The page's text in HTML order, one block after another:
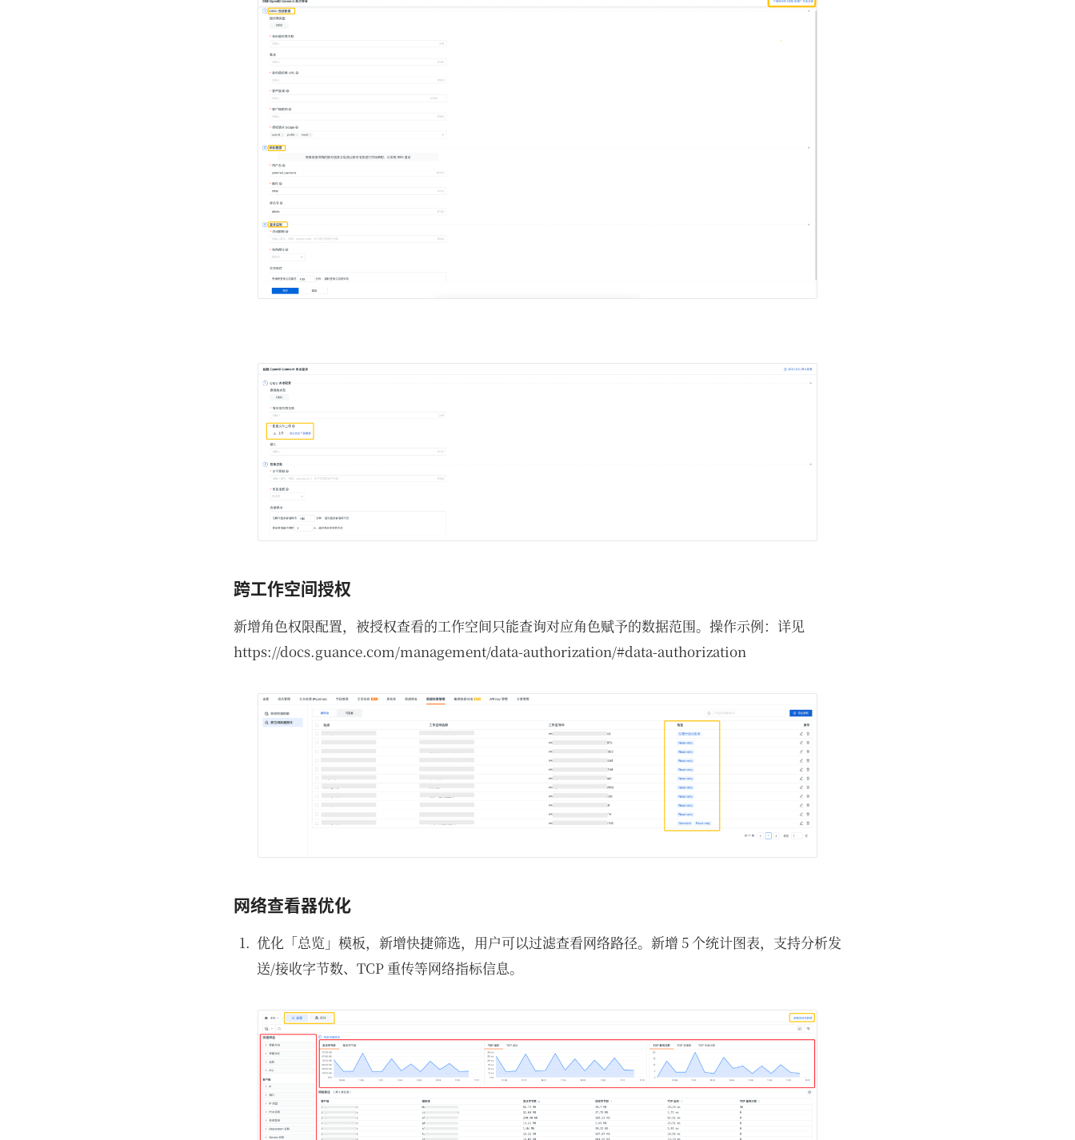
跨工作空间授权
新增角色权限配置，被授权查看的工作空间只能查询对应角色赋予的数据范围。操作示例：详见
https://docs.guance.com/management/data-authorization/#data-authorization
网络查看器优化
优化「总览」模板，新增快捷筛选，用户可以过滤查看网络路径。新增 5 个统计图表，支持分析发
送/接收字节数、TCP 重传等网络指标信息。